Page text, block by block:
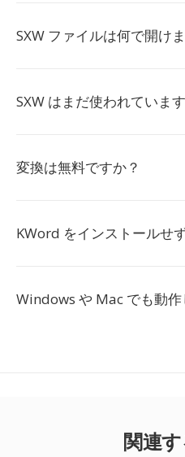
SXW ファイルは何で開け
SXW はまだ使われていま
変換は無料ですか？
KWord をインストールせ
Windows や Mac でも動作
関連